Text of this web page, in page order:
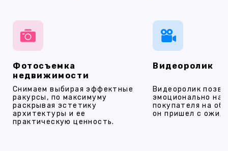
Фотосъемка
недвижимости
Снимаем выбирая эффектные
ракурсы, по максимуму
раскрывая эстетику
архитектуры и ее
практическую ценность.
Видеоролик
Видеоролик
эмоционально
покупателя на
он пришел с